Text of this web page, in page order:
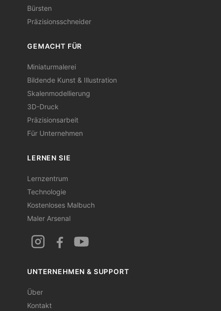
Bürsten
Präzisionsschneider
GEMACHT FÜR
Miniaturmalerei
Bildende Kunst & Illustration
Skalenmodellierung
3D-Druck
Präzisionsarbeit
Für Unternehmen
LERNEN SIE
Lernzentrum
Technologie
Kostenloses Malbuch
Maler Arsenal
UNTERNEHMEN & SUPPORT
Über
Kontakt